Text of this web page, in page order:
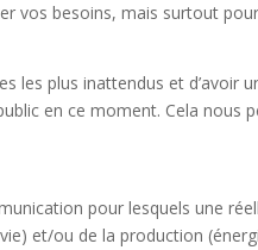
vos besoins, mais surtout
plus inattendus et d’avoir
en ce moment. Cela
pour lesquels une
et/ou de la production